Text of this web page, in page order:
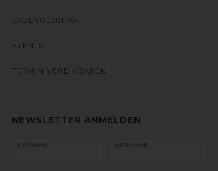
LADENGESCHÄFT
EVENTS
TERMIN VEREINBAREN
NEWSLETTER ANMELDEN
VORNAME NACHNAME